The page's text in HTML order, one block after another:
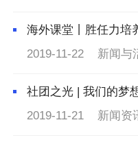
海外课堂丨胜任力培
2019-11-22
新闻与
社团之光 | 我们的梦
2019-11-21
新闻资